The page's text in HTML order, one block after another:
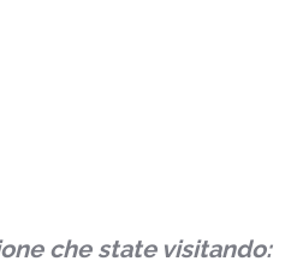
che state visitando: